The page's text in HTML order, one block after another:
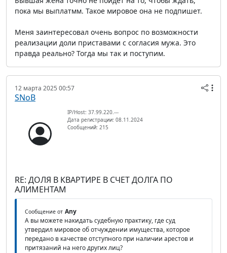
пока мы выплатмм. Такое мировое она не подпишет.
Меня заинтересовал очень вопрос по возможности
реализации доли приставами с согласия мужа. Это
правда реально? Тогда мы так и поступим.
12 марта 2025 00:57
SNoB
IP/Host: 37.99.220.---
Дата регистрации: 08.11.2024
Сообщений: 215
RE: ДОЛЯ В КВАРТИРЕ В СЧЕТ ДОЛГА ПО
АЛИМЕНТАМ
Сообщение от Any
А вы можете накидать судебную практику, где суд
утвердил мировое об отчуждении имущества, которое
передано в качестве отступного при наличии арестов и
притязаний на него других лиц?